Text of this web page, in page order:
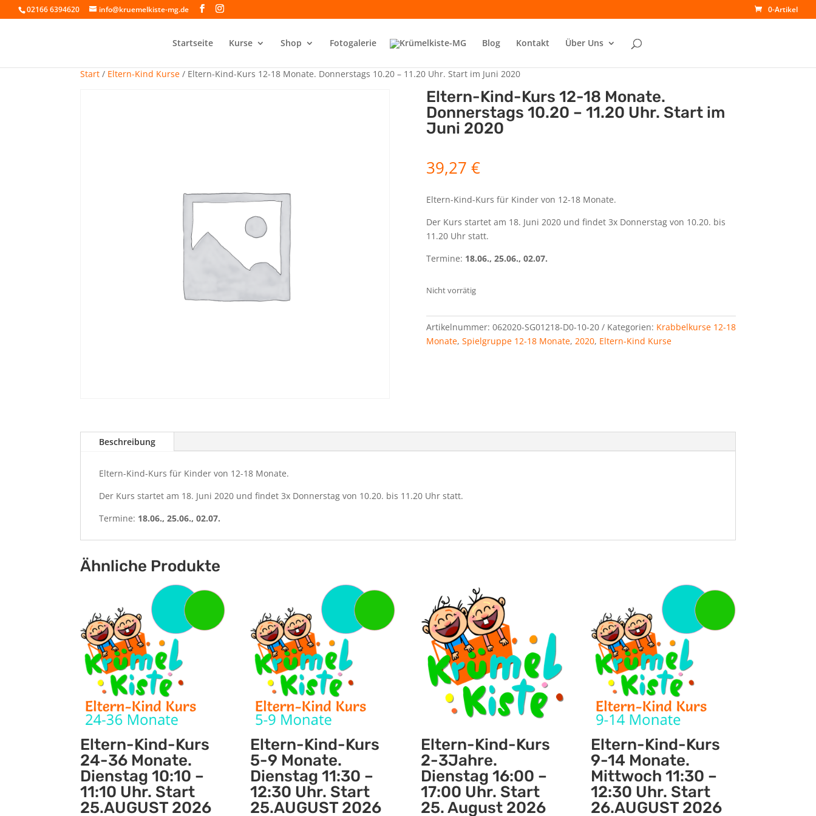
02166 6394620 info@kruemelkiste-mg.de 0-Artikel
Startseite Kurse Shop Fotogalerie Blog Kontakt Über Uns
Start / Eltern-Kind Kurse / Eltern-Kind-Kurs 12-18 Monate. Donnerstags 10.20 – 11.20 Uhr. Start im Juni 2020
Eltern-Kind-Kurs 12-18 Monate.
Donnerstags 10.20 – 11.20 Uhr. Start im
Juni 2020
39,27 €
Eltern-Kind-Kurs für Kinder von 12-18 Monate.
Der Kurs startet am 18. Juni 2020 und findet 3x Donnerstag von 10.20. bis
11.20 Uhr statt.
Termine: 18.06., 25.06., 02.07.
Nicht vorrätig
Artikelnummer: 062020-SG01218-D0-10-20 Kategorien: Krabbelkurse 12-18
Monate, Spielgruppe 12-18 Monate, 2020, Eltern-Kind Kurse
Beschreibung
Eltern-Kind-Kurs für Kinder von 12-18 Monate.
Der Kurs startet am 18. Juni 2020 und findet 3x Donnerstag von 10.20. bis 11.20 Uhr statt.
Termine: 18.06., 25.06., 02.07.
Ähnliche Produkte
Eltern-Kind-Kurs
24-36 Monate.
Dienstag 10:10 –
11:10 Uhr. Start
25.AUGUST 2026
Eltern-Kind-Kurs
5-9 Monate.
Dienstag 11:30 –
12:30 Uhr. Start
25.AUGUST 2026
Eltern-Kind-Kurs
2-3Jahre.
Dienstag 16:00 –
17:00 Uhr. Start
25. August 2026
Eltern-Kind-Kurs
9-14 Monate.
Mittwoch 11:30 –
12:30 Uhr. Start
26.AUGUST 2026